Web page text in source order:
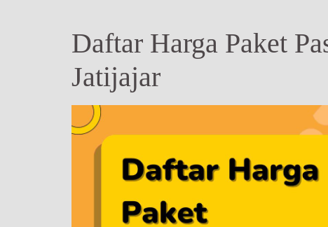
Daftar Harga Paket
Jatijajar